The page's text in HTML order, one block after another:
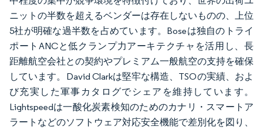
ニットの半数を超えるベンダーは存在しないものの、上位
5社が明確な過半数を占めています。Boseは独自のトライ
ポートANCと低クランプ力アーキテクチャを活用し、長
距離航空会社との契約やプレミアム一般航空の支持を確保
しています。David Clarkは堅牢な構造、TSOの実績、およ
び充実した軍事カタログでシェアを維持しています。
Lightspeedは一酸化炭素検知のためのカナリ・スマートア
ラートなどのソフトウェア対応安全機能で差別化を図り、